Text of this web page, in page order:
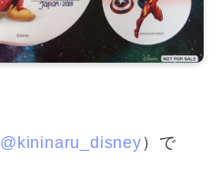
@kininaru_disney ）で